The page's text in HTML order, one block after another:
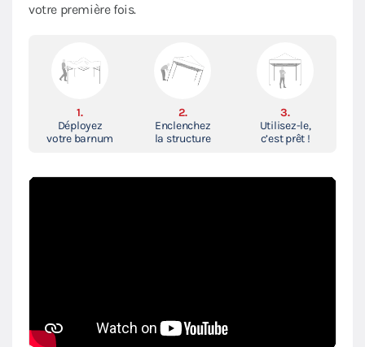
votre première fois.
1.
Déployez
votre barnum
2.
Enclenchez
la structure
3.
Utilisez-le,
c’est prêt !